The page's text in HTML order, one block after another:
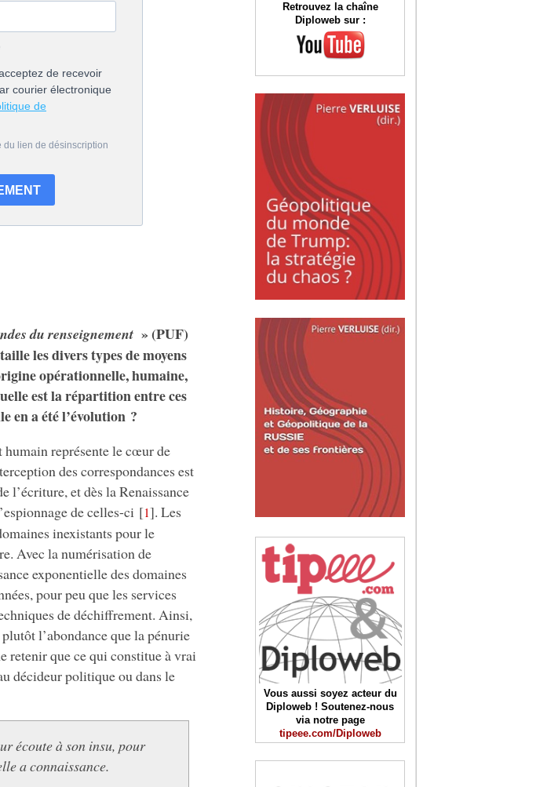
du renseignement » (PUF)
les divers types de moyens
opérationnelle, humaine,
est la répartition entre ces
en a été l’évolution ?
humain représente le cœur de
des correspondances est
l’écriture, et dès la Renaissance
de celles-ci[1]. Les
inexistants pour le
Avec la numérisation de
exponentielle des domaines
pour peu que les services
de déchiffrement. Ainsi,
l’abondance que la pénurie
retenir que ce qui constitue à vrai
décideur politique ou dans le
écoute à son insu, pour
a connaissance.
Retrouvez la chaîne
Diploweb sur :
Vous aussi soyez acteur du
Diploweb ! Soutenez-nous
via notre page
tipeee.com/Diploweb